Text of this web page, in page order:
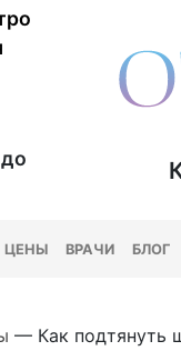
ЦЕНЫ ВРАЧИ БЛОГ
— Как подтянуть